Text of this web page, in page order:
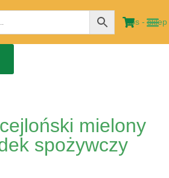
mielony
spożywczy